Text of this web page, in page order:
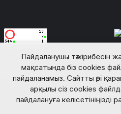
Пайдаланушы тәжірибесін
мақсатында біз cookies
пайдаланамыз. Сайтты әрі
арқылы сіз cookies
пайдалануға келісетініңізді
© Turkistan Today.